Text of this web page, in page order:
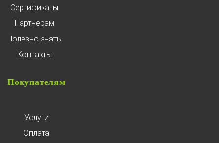
Сертификаты
Партнерам
Полезно знать
Контакты
Покупателям
Услуги
Оплата